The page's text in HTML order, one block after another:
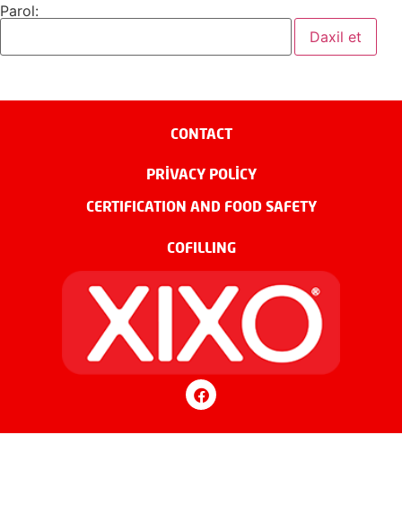
Parol:
CONTACT
PRIVACY POLICY
CERTIFICATION AND FOOD SAFETY
COFILLING